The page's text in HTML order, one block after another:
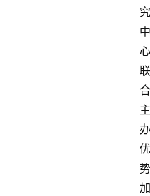
究
中
心
联
合
主
办
优
势
加